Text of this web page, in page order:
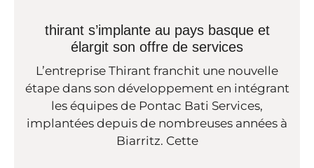
thirant s’implante au pays basque et
élargit son offre de services
L’entreprise Thirant franchit une nouvelle
étape dans son développement en intégrant
les équipes de Pontac Bati Services,
implantées depuis de nombreuses années à
Biarritz. Cette